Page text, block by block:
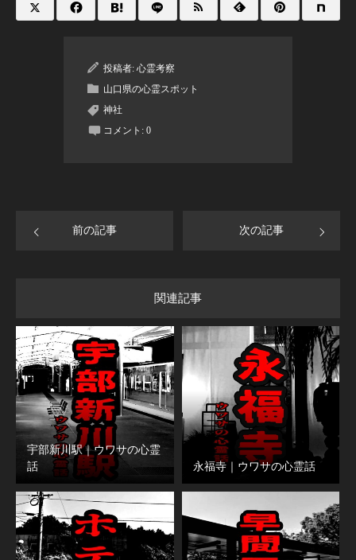
投稿者: 心霊考察
山口県の心霊スポット
神社
コメント: 0
前の記事 次の記事
関連記事
宇部新川駅｜ウワサの心霊
話
永福寺｜ウワサの心霊話